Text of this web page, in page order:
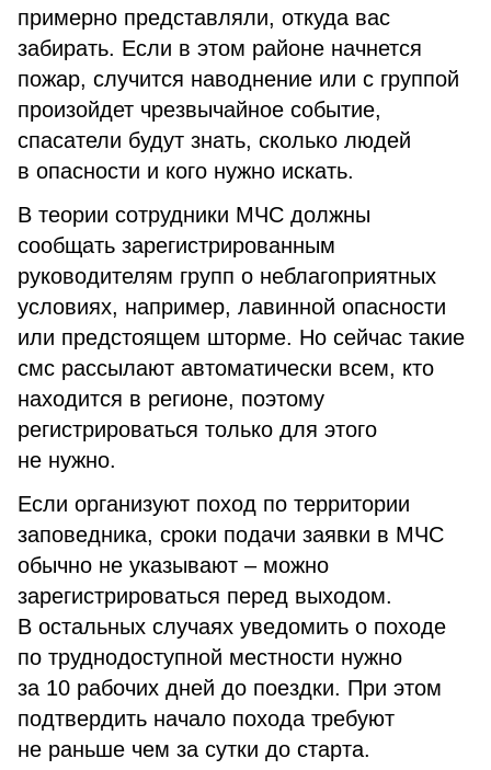
примерно представляли, откуда вас
забирать. Если в этом районе начнется
пожар, случится наводнение или с группой
произойдет чрезвычайное событие,
спасатели будут знать, сколько людей
в опасности и кого нужно искать.
В теории сотрудники МЧС должны
сообщать зарегистрированным
руководителям групп о неблагоприятных
условиях, например, лавинной опасности
или предстоящем шторме. Но сейчас такие
смс рассылают автоматически всем, кто
находится в регионе, поэтому
регистрироваться только для этого
не нужно.
Если организуют поход по территории
заповедника, сроки подачи заявки в МЧС
обычно не указывают – можно
зарегистрироваться перед выходом.
В остальных случаях уведомить о походе
по труднодоступной местности нужно
за 10 рабочих дней до поездки. При этом
подтвердить начало похода требуют
не раньше чем за сутки до старта.